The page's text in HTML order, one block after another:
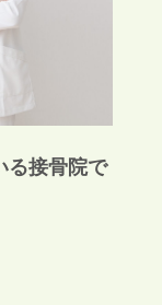
る接骨院で